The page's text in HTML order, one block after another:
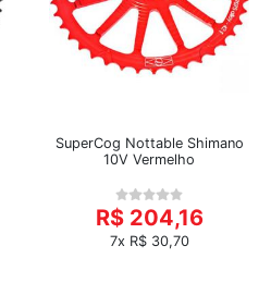
SuperCog Nottable Shimano
10V Vermelho
R$ 204,16
7x R$ 30,70